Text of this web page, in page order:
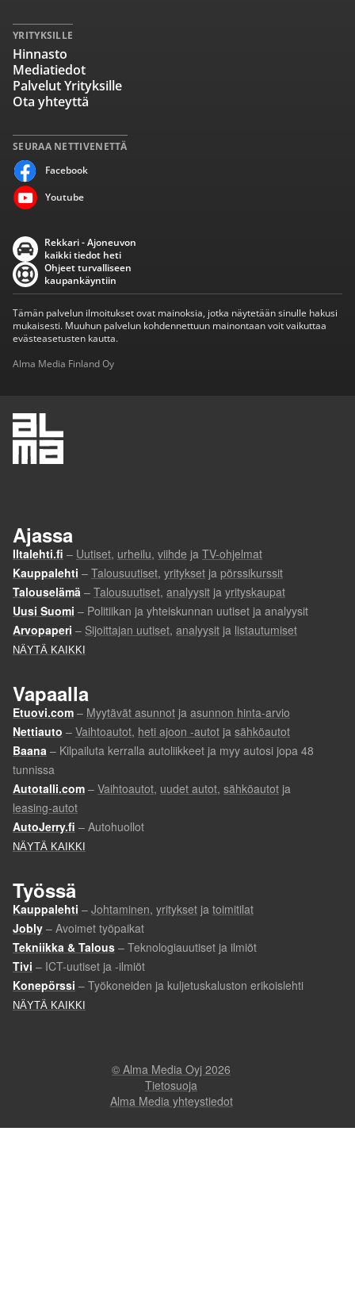
SEURAA NETTIVENETTÄ
Facebook
Youtube
YRITYKSILLE
Hinnasto
Mediatiedot
Palvelut Yrityksille
Ota yhteyttä
Rekkari - Ajoneuvon
kaikki tiedot heti
Ohjeet turvalliseen
kaupankäyntiin
Tämän palvelun ilmoitukset ovat mainoksia, jotka näytetään sinulle hakusi
mukaisesti. Muuhun palvelun kohdennettuun mainontaan voit vaikuttaa
evästeasetusten kautta.
Alma Media Finland Oy